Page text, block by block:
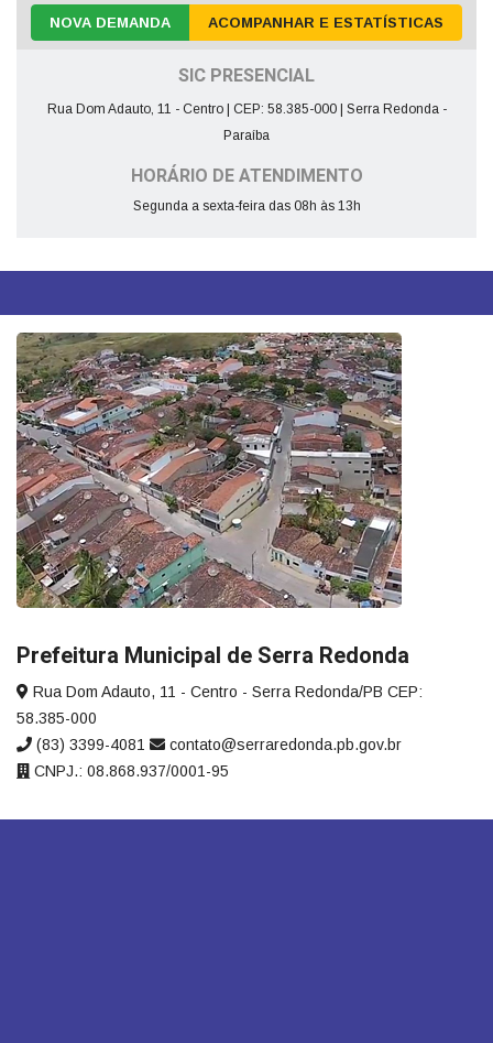
NOVA DEMANDA ACOMPANHAR E ESTATÍSTICAS
SIC PRESENCIAL
Rua Dom Adauto, 11 - Centro | CEP: 58.385-000 | Serra Redonda -
Paraíba
HORÁRIO DE ATENDIMENTO
Segunda a sexta-feira das 08h às 13h
Prefeitura Municipal de Serra Redonda
Rua Dom Adauto, 11 - Centro - Serra Redonda/PB CEP:
58.385-000
(83) 3399-4081
contato@serraredonda.pb.gov.br
CNPJ.: 08.868.937/0001-95